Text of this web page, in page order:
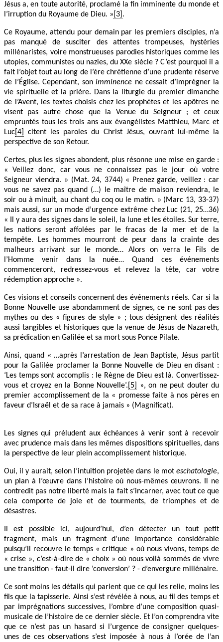
Jésus a, en toute autorité, proclamé la fin imminente du monde et
l’irruption du Royaume de Dieu. » [3] .
Ce Royaume, attendu pour demain par les premiers disciples, n’a
pas manqué de susciter des attentes trompeuses, hystéries
millénaristes, voire monstrueuses parodies historiques comme les
utopies, communistes ou nazies, du XXe siècle ? C’est pourquoi il a
fait l’objet tout au long de l’ère chrétienne d’une prudente réserve
de l’Église. Cependant, son imminence ne cessait d’imprégner la
vie spirituelle et la prière. Dans la liturgie du premier dimanche
de l’Avent, les textes choisis chez les prophètes et les apôtres ne
visent pas autre chose que la Venue du Seigneur ; et ceux
empruntés tous les trois ans aux évangélistes Matthieu, Marc et
Luc [4]
citent les paroles du Christ Jésus, ouvrant lui-même la
perspective de son Retour.
Certes, plus les signes abondent, plus résonne une mise en garde :
« Veillez donc, car vous ne connaissez pas le jour où votre
Seigneur viendra. » (Mat. 24, 3744) « Prenez garde, veillez : car
vous ne savez pas quand (…) le maître de maison reviendra, le
soir ou à minuit, au chant du coq ou le matin. » (Marc 13, 33-37)
mais aussi, sur un mode d’urgence extrême chez Luc (21, 25…36)
« Il y aura des signes dans le soleil, la lune et les étoiles. Sur terre,
les nations seront affolées par le fracas de la mer et de la
tempête. Les hommes mourront de peur dans la crainte des
malheurs arrivant sur le monde… Alors on verra le Fils de
l’Homme venir dans la nuée… Quand ces événements
commenceront, redressez-vous et relevez la tête, car votre
rédemption approche ».
Ces visions et conseils concernent des événements réels. Car si la
Bonne Nouvelle use abondamment de signes, ce ne sont pas des
mythes ou des « figures de style » ; tous désignent des réalités
aussi tangibles et historiques que la venue de Jésus de Nazareth,
sa prédication en Galilée et sa mort sous Ponce Pilate.
Ainsi, quand « …après l’arrestation de Jean Baptiste, Jésus partit
pour la Galilée proclamer la Bonne Nouvelle de Dieu en disant :
‘Les temps sont accomplis : le Règne de Dieu est là. Convertissez-
vous et croyez en la Bonne Nouvelle’. [5]
», on ne peut douter du
premier accomplissement de la « promesse faite à nos pères en
faveur d’Israël et de sa race à jamais » (Magnificat).
Les signes qui préludent aux échéances à venir sont à recevoir
avec prudence mais dans les mêmes dispositions spirituelles, dans
la perspective de leur plein accomplissement historique.
Oui, il y aurait, selon l’intuition projetée dans le mot eschatologie,
un plan à l’œuvre dans l’histoire où nous-mêmes œuvrons. Il ne
contredit pas notre liberté mais la fait s’incarner, avec tout ce que
cela comporte de joie et de tourments, de triomphes et de
désastres.
Il est possible ici, aujourd’hui, d’en détecter un tout petit
fragment, mais un fragment d’une importance considérable
puisqu’il recouvre le temps « critique » où nous vivons, temps de
« crise », c’est-à-dire de « choix » où nous voilà sommés de vivre
une transition - faut-il dire ‘conversion’ ? - d’envergure millénaire.
Ce sont moins les détails qui parlent que ce qui les relie, moins les
fils que la tapisserie. Ainsi s’est révélée à nous, au fil des temps et
par imprégnations successives, l’ombre d’une composition quasi-
musicale de l’histoire de ce dernier siècle. Et l’on comprendra vite
que ce n’est pas un hasard si l’urgence de consigner quelques-
unes de ces observations s’est imposée à nous à l’orée de l’an